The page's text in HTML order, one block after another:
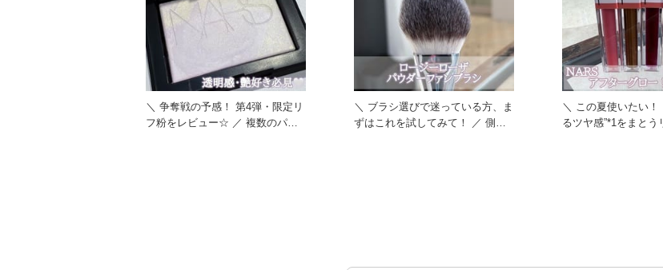
＼ 争奪戦の予感！ 第4弾・限定リ
フ粉をレビュー☆ ／ 複数のパス
＼ ブラシ選びで迷っている方、ま
ずはこれを試してみて！ ／ 側面
＼ この夏使いたい！
るツヤ感”*1をまとう